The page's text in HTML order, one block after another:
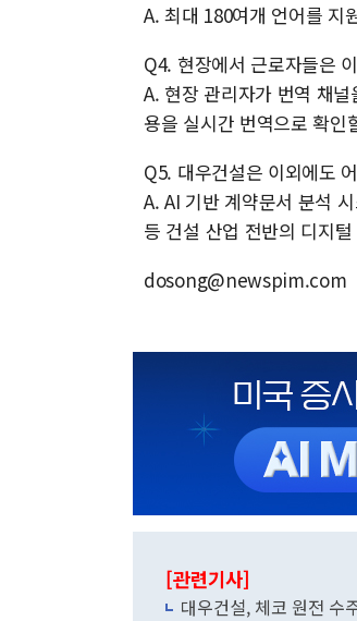
A. 최대 180여개 언어를 지
Q4. 현장에서 근로자들은
A. 현장 관리자가 번역 채
용을 실시간 번역으로 확인
Q5. 대우건설은 이외에도
A. AI 기반 계약문서 분석
등 건설 산업 전반의 디지
dosong@newspim.com
[관련기사]
대우건설, 체코 원전